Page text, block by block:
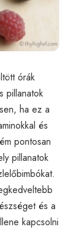
órák
pillanatok
ha ez a
és
pontosan
pillanatok
és a
kapcsolni